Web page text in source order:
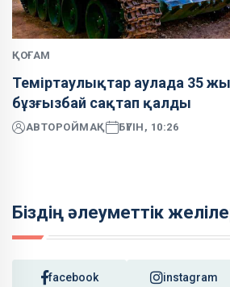
ҚОҒАМ
Теміртаулықтар аулада 35
бұзғызбай сақтап қалды
АВТОРОЙМАҚ БҮГІН, 10:26
Біздің әлеуметтік
facebook instagram